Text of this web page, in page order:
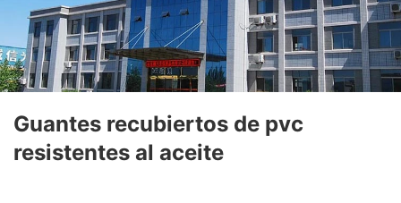
Guantes recubiertos de pvc
resistentes al aceite